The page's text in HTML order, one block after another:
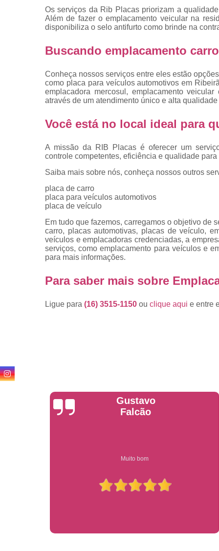
Reforma
placas
Trocas de
placas
Os serviços da Rib Placas priorizam a
Além de fazer o emplacamento veicular na
disponibiliza o selo antifurto como brinde na
Buscando emplacamento
Conheça nossos serviços entre eles estão
como placa para veículos automotivos em
emplacadora mercosul, emplacamento
através de um atendimento único e alta
Você está no local ideal para
A missão da RIB Placas é oferecer um
controle competentes, eficiência e qualidade
Saiba mais sobre nós, conheça nossos outros
placa de carro
placa para veículos automotivos
placa de veículo
Em tudo que fazemos, carregamos o objetivo de
carro, placas automotivas, placas de veículo,
veículos e emplacadoras credenciadas, a
serviços, como emplacamento para veículos e
para mais informações.
Para saber mais sobre
Ligue para (16) 3515-1150 ou clique aqui e entre
Anderson
Garcia
Compre on-line entrega garantido em todo estado de sp